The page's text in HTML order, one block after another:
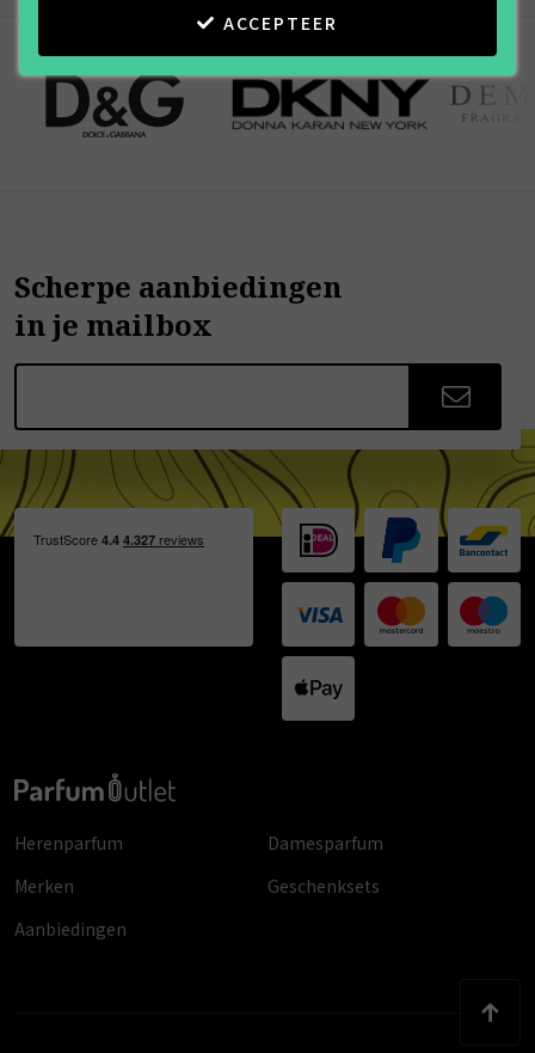
Scherpe aanbiedingen
in je mailbox
Herenparfum
Damesparfum
Merken
Geschenksets
Aanbiedingen
ACCEPTEER